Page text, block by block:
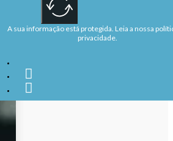
A sua informação está protegida. Leia a nossa
privacidade.